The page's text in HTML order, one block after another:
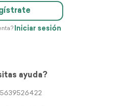
Iniciar sesión
ayuda?